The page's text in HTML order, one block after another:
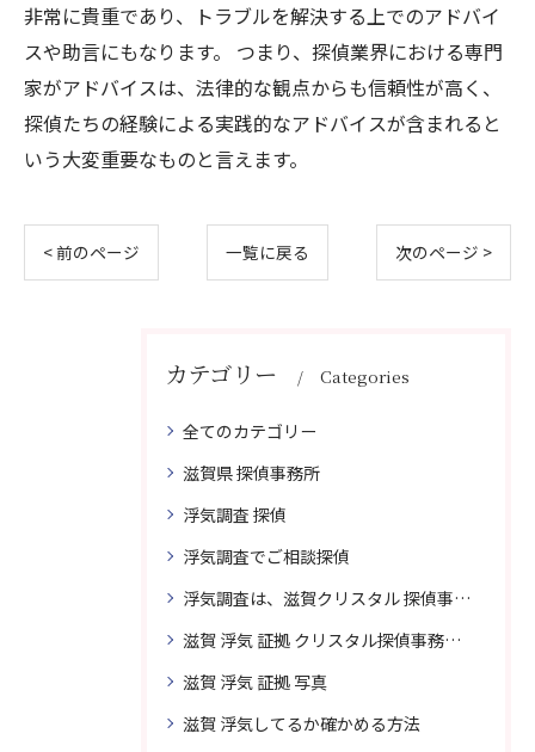
非常に貴重であり、トラブルを解決する上でのアドバイ
スや助言にもなります。 つまり、探偵業界における専門
家がアドバイスは、法律的な観点からも信頼性が高く、
探偵たちの経験による実践的なアドバイスが含まれると
いう大変重要なものと言えます。
< 前のページ 一覧に戻る 次のページ >
カテゴリー Categories
全てのカテゴリー
滋賀県 探偵事務所
浮気調査 探偵
浮気調査でご相談探偵
浮気調査は、滋賀クリスタル 探偵事務所はご相談
滋賀 浮気 証拠 クリスタル探偵事務所 相談 無料
滋賀 浮気 証拠 写真
滋賀 浮気してるか確かめる方法